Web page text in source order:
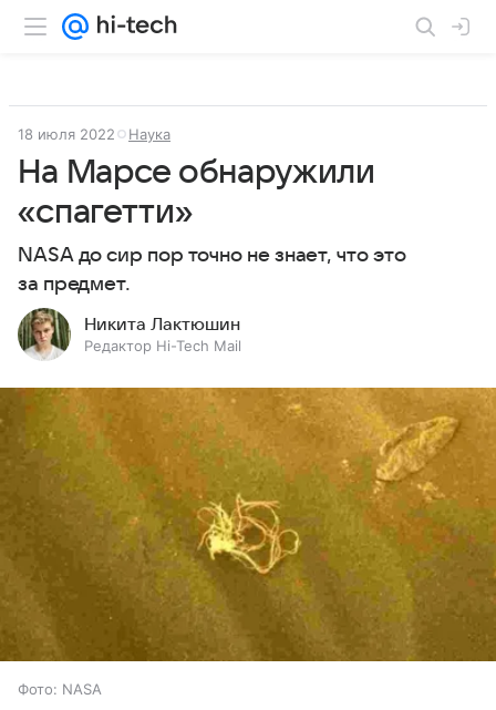
18 июля 2022 Наука
На Марсе обнаружили
«спагетти»
NASA до сир пор точно не знает, что это
за предмет.
Никита Лактюшин
Редактор Hi-Tech Mail
Фото: NASA